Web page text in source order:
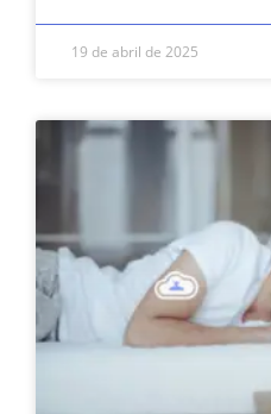
19 de abril de 2025